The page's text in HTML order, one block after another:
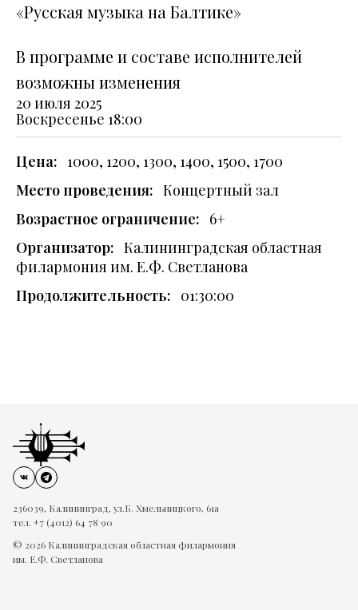
«Русская музыка на Балтике»
В программе и составе исполнителей
возможны изменения
20 июля 2025
Воскресенье 18:00
Цена: 1000, 1200, 1300, 1400, 1500, 1700
Место проведения: Концертный зал
Возрастное ограничение: 6+
Организатор: Калининградская областная
филармония им. Е.Ф. Светланова
Продолжительность: 01:30:00
236039, Калининград, ул.Б. Хмельницкого, 61а
тел. +7 (4012) 64 78 90
© 2026 Калининградская областная филармония
им. Е.Ф. Светланова